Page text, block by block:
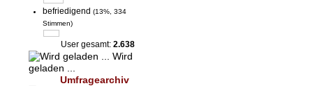
befriedigend (13%, 334
Stimmen)
User gesamt: 2.638
Wird
geladen ...
Umfragearchiv